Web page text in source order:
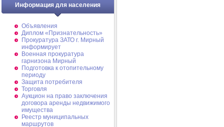
Информация для населения
Объявления
Диплом «Признательность»
Прокуратура ЗАТО г. Мирный
информирует
Военная прокуратура
гарнизона Мирный
Подготовка к отопительному
периоду
Защита потребителя
Торговля
Аукцион на право заключения
договора аренды недвижимого
имущества
Реестр муниципальных
маршрутов